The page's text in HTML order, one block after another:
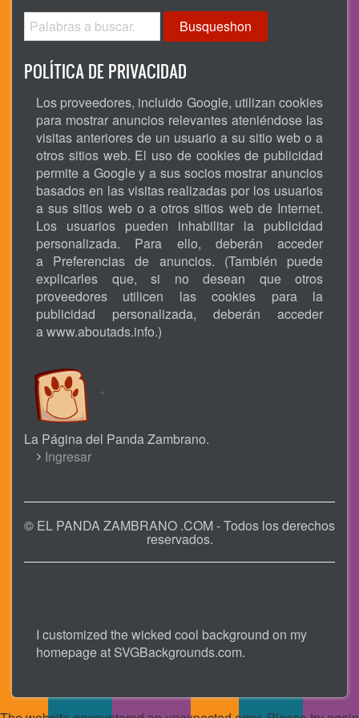
Busqueshon
POLÍTICA DE PRIVACIDAD
Los proveedores, incluido Google, utilizan cookies
para mostrar anuncios relevantes ateniéndose las
visitas anteriores de un usuario a su sitio web o a
otros sitios web. El uso de cookies de publicidad
permite a Google y a sus socios mostrar anuncios
basados en las visitas realizadas por los usuarios
a sus sitios web o a otros sitios web de Internet.
Los usuarios pueden inhabilitar la publicidad
personalizada. Para ello, deberán acceder
a Preferencias de anuncios. (También puede
explicarles que, si no desean que otros
proveedores utilicen las cookies para la
publicidad personalizada, deberán acceder
a www.aboutads.info.)
La Página del Panda Zambrano.
USER
MENU
Ingresar
© EL PANDA ZAMBRANO .COM - Todos los derechos
reservados.
I customized the wicked cool background on my
homepage at SVGBackgrounds.com.